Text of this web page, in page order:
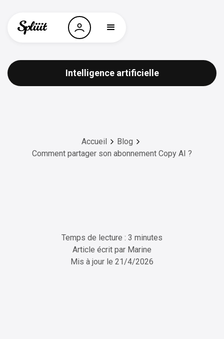
Intelligence artificielle
Accueil
Blog
Comment partager son abonnement Copy AI ?
Temps de lecture : 3 minutes
Article écrit par Marine
Mis à jour le 21/4/2026